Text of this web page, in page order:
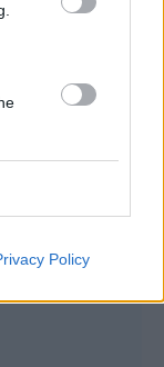
Policy